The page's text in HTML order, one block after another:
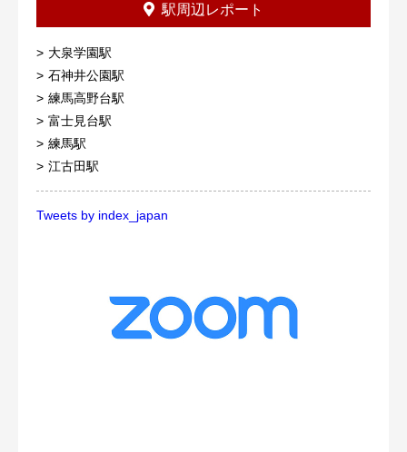
駅周辺レポート
大泉学園駅
石神井公園駅
練馬高野台駅
富士見台駅
練馬駅
江古田駅
Tweets by index_japan